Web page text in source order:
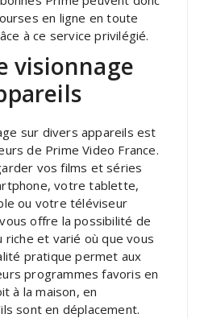
en ligne en toute
à ce service privilégié.
visionnage
sur divers appareils est
de Prime Video France.
vos films et séries
votre tablette,
ou votre téléviseur
offre la possibilité de
et varié où que vous
pratique permet aux
programmes favoris en
à la maison, en
sont en déplacement.